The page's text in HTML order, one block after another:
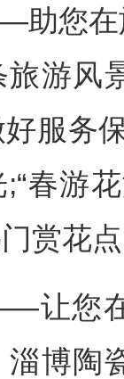
您在
游风
服务
春游
赏花
您在
博陶